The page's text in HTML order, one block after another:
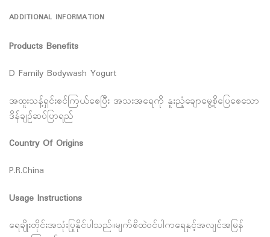
ADDITIONAL INFORMATION
Products Benefits
D Family Bodywash Yogurt
အထူးသန့်ရှင်းစင်ကြယ်စေပြီး အသးအရေကို နူးညံ့ချောမွေ့စိုပြေစေသော
ဒိန်ချဉ်ဆပ်ပြာရည်
Country Of Origins
P.R.China
Usage Instructions
ရေချိုးတိုင်းအသုံးပြုနိုင်ပါသည်။မျက်စိထဲဝင်ပါကရေနှင့်အလျင်အမြန်